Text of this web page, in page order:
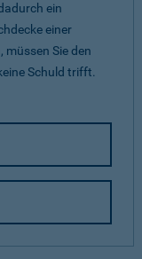
ein
einer
Sie den
Schuld trifft.